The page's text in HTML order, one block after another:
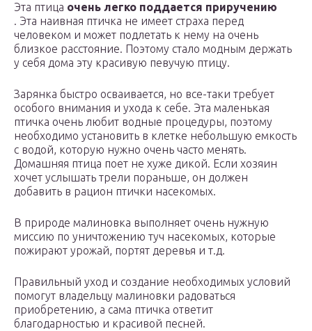
Эта птица очень легко поддается приручению
. Эта наивная птичка не имеет страха перед
человеком и может подлетать к нему на очень
близкое расстояние. Поэтому стало модным держать
у себя дома эту красивую певучую птицу.
Зарянка быстро осваивается, но все-таки требует
особого внимания и ухода к себе. Эта маленькая
птичка очень любит водные процедуры, поэтому
необходимо установить в клетке небольшую емкость
с водой, которую нужно очень часто менять.
Домашняя птица поет не хуже дикой. Если хозяин
хочет услышать трели пораньше, он должен
добавить в рацион птички насекомых.
В природе малиновка выполняет очень нужную
миссию по уничтожению туч насекомых, которые
пожирают урожай, портят деревья и т.д.
Правильный уход и создание необходимых условий
помогут владельцу малиновки радоваться
приобретению, а сама птичка ответит
благодарностью и красивой песней.